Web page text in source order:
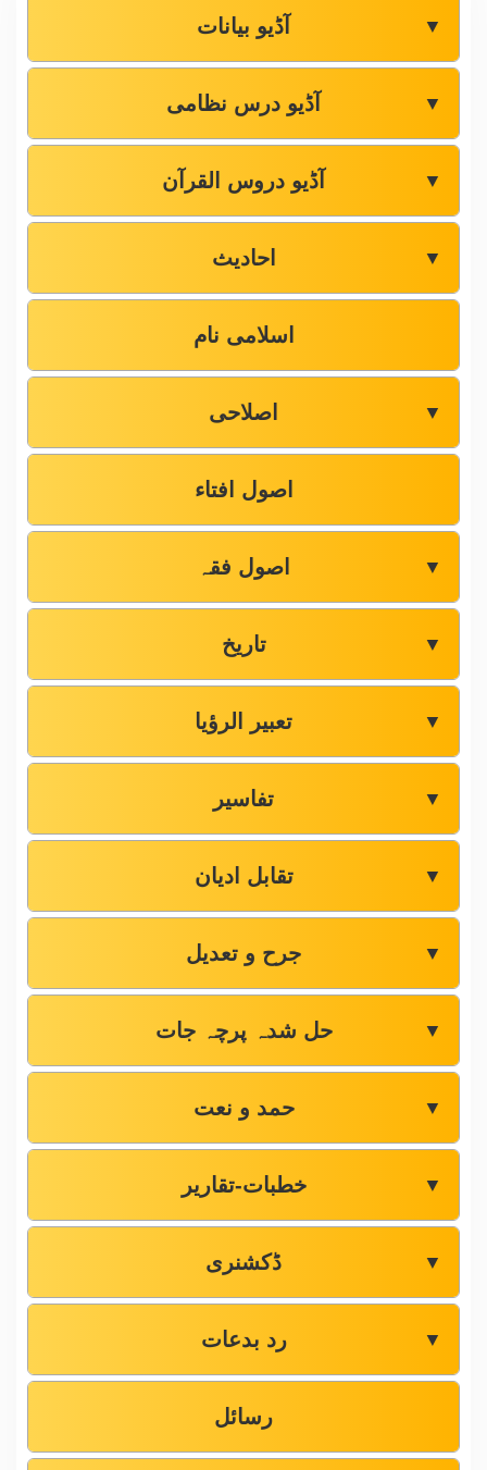
آڈیو بیانات ▼
آڈیو درس نظامی ▼
آڈیو دروس القرآن ▼
احادیث ▼
اسلامی نام
اصلاحی ▼
اصول افتاء
اصول فقہ ▼
تاریخ ▼
تعبیر الرؤیا ▼
تفاسیر ▼
تقابل ادیان ▼
جرح و تعدیل ▼
حل شدہ پرچہ جات ▼
حمد و نعت ▼
خطبات-تقاریر ▼
ڈکشنری ▼
رد بدعات ▼
رسائل